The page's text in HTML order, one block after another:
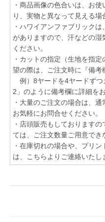
・商品画像の色合いは、お
り、実物と異なって見える場
・ハワイアンファブリック
がありますので、汗などの
ください。
・カットの指定（生地を指
望の際は、ご注文時に『備考
例）8ヤードを4ヤードずつ
2」のように備考欄に詳細を
・大量のご注文の場合は、通
お気軽にお問合せください。
・店頭販売もしております
ては、ご注文数量ご用意でき
・在庫切れの場合や、プリ
は、こちらよりご連絡いたし